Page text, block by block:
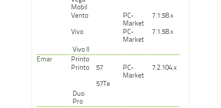
Mobil
Vento
PC-
Market
7.1.58.x
Vivo
PC-
Market
7.1.58.x
Vivo II
Emar
Printo
Printo
57
PC-
Market
7.2.104.x
57Te
Duo
Pro